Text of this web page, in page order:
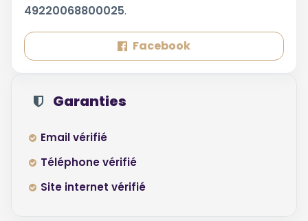
49220068800025.
Facebook
Garanties
Email vérifié
Téléphone vérifié
Site internet vérifié